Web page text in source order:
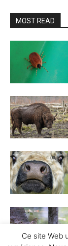
MOST READ
Ce site Web